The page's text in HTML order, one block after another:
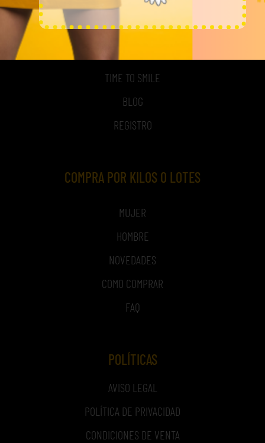
ACCESO A MI CUENTA
TIME TO SMILE
BLOG
REGISTRO
COMPRA POR KILOS O LOTES
MUJER
HOMBRE
NOVEDADES
COMO COMPRAR
FAQ
POLÍTICAS
AVISO LEGAL
POLÍTICA DE PRIVACIDAD
CONDICIONES DE VENTA